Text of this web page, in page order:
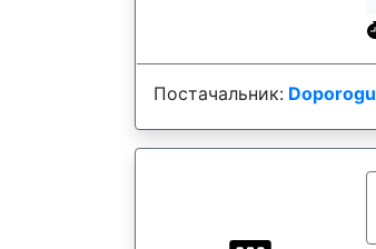
Постачальник: Doporogu